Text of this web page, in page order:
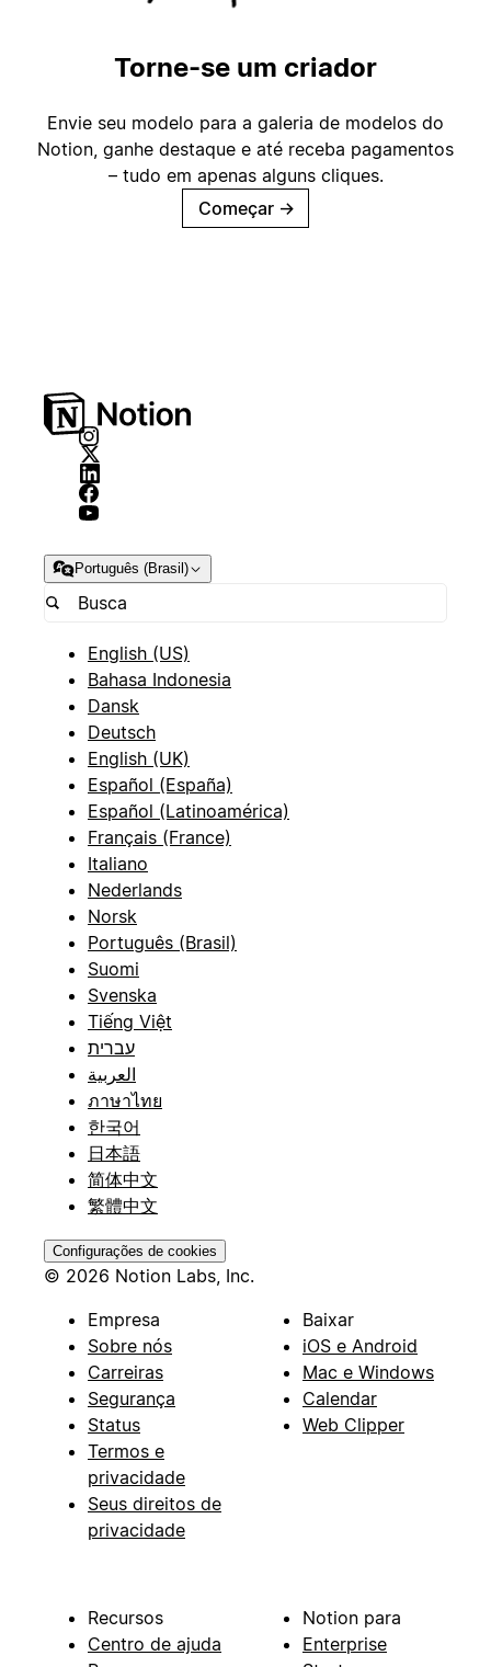
Torne-se um criador
Envie seu modelo para a galeria de modelos do
Notion, ganhe destaque e até receba pagamentos
– tudo em apenas alguns cliques.
Começar →
Português (Brasil)
English (US)
Bahasa Indonesia
Dansk
Deutsch
English (UK)
Español (España)
Español (Latinoamérica)
Français (France)
Italiano
Nederlands
Norsk
Português (Brasil)
Suomi
Svenska
Tiếng Việt
עברית
العربية
ภาษาไทย
한국어
日本語
简体中文
繁體中文
Configurações de cookies
© 2026 Notion Labs, Inc.
Empresa
Sobre nós
Carreiras
Segurança
Status
Termos e
privacidade
Seus direitos de
privacidade
Baixar
iOS e Android
Mac e Windows
Calendar
Web Clipper
Recursos
Centro de ajuda
Notion para
Enterprise